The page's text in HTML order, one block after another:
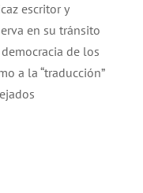
escritor y
en su tránsito
de los
a la “traducción”